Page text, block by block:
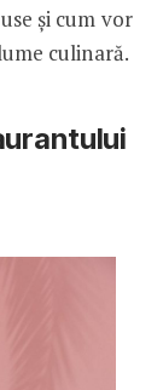
și cum vor
culinară.